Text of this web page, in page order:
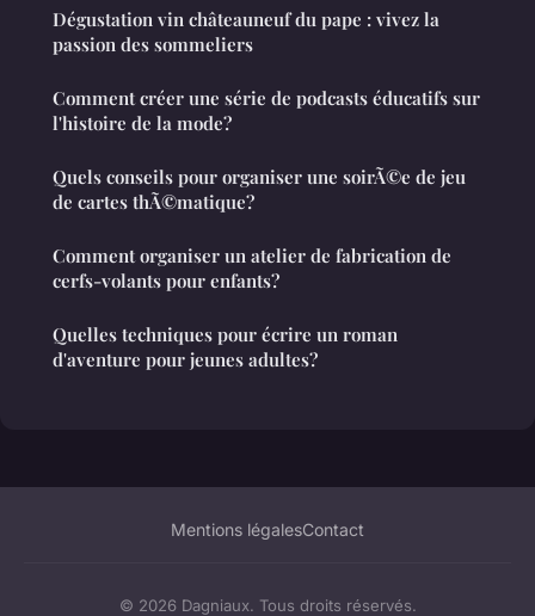
Dégustation vin châteauneuf du pape : vivez la
passion des sommeliers
Comment créer une série de podcasts éducatifs sur
l'histoire de la mode?
Quels conseils pour organiser une soirÃ©e de jeu
de cartes thÃ©matique?
Comment organiser un atelier de fabrication de
cerfs-volants pour enfants?
Quelles techniques pour écrire un roman
d'aventure pour jeunes adultes?
Mentions légalesContact
© 2026 Dagniaux. Tous droits réservés.